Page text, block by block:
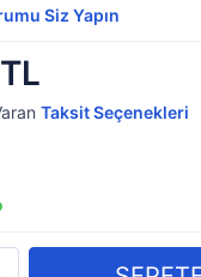
Siz Yapın
Taksit Seçenekleri